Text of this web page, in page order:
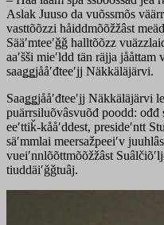
Aslak Juuso da vuõssmõs
vasttõõzzi håiddmõõžžâst
Sääʹmteeʹǧǧ halltõõzz
aaʹšši mieʹldd tän räjja jååttam
saaǥǥjååʹđteeʹjj Näkkäläjärvi.
Saaǥǥjååʹđteeʹjj Näkkäläjärvi
puärrsiluõvâsvuõđ poodd: ođđ
eeʹttiǩ-kååʹddest, presideʹntt
säʹmmlai meersažpeeiʹv
vueiʹnnlõõttmõõžžâst
tiuddäiʹǧǧtuâj.